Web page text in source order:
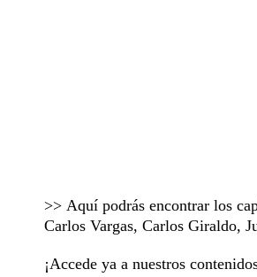
>> Aquí podrás encontrar los
Carlos Vargas, Carlos Giraldo,
¡Accede ya a nuestros